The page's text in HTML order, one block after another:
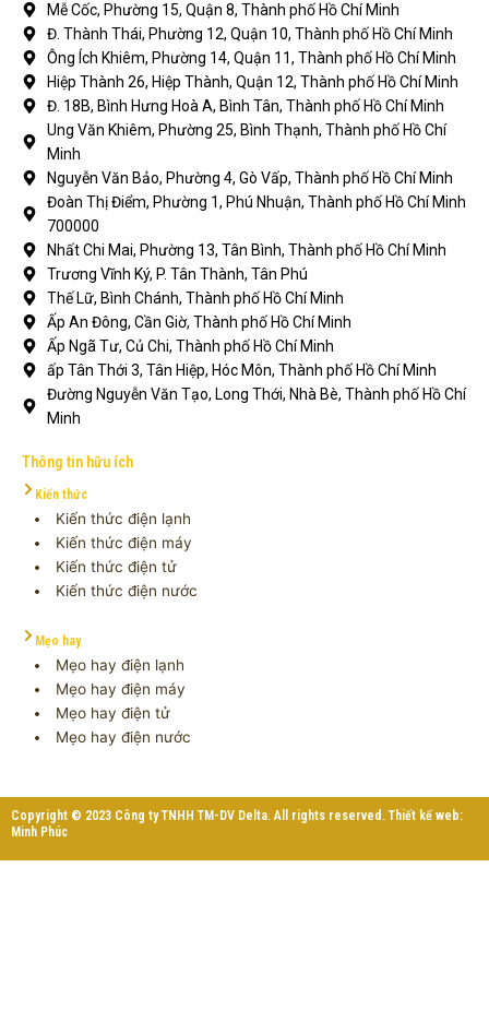
Mễ Cốc, Phường 15, Quận 8, Thành phố Hồ Chí Minh
Đ. Thành Thái, Phường 12, Quận 10, Thành phố Hồ Chí Minh
Ông Ích Khiêm, Phường 14, Quận 11, Thành phố Hồ Chí Minh
Hiệp Thành 26, Hiệp Thành, Quận 12, Thành phố Hồ Chí Minh
Đ. 18B, Bình Hưng Hoà A, Bình Tân, Thành phố Hồ Chí Minh
Ung Văn Khiêm, Phường 25, Bình Thạnh, Thành phố Hồ Chí
Minh
Nguyễn Văn Bảo, Phường 4, Gò Vấp, Thành phố Hồ Chí Minh
Đoàn Thị Điểm, Phường 1, Phú Nhuận, Thành phố Hồ Chí Minh
700000
Nhất Chi Mai, Phường 13, Tân Bình, Thành phố Hồ Chí Minh
Trương Vĩnh Ký, P. Tân Thành, Tân Phú
Thế Lữ, Bình Chánh, Thành phố Hồ Chí Minh
Ấp An Đông, Cần Giờ, Thành phố Hồ Chí Minh
Ấp Ngã Tư, Củ Chi, Thành phố Hồ Chí Minh
ấp Tân Thới 3, Tân Hiệp, Hóc Môn, Thành phố Hồ Chí Minh
Đường Nguyễn Văn Tạo, Long Thới, Nhà Bè, Thành phố Hồ Chí
Minh
Thông tin hữu ích
Kiến thức
Kiến thức điện lạnh
Kiến thức điện máy
Kiến thức điện tử
Kiến thức điện nước
Mẹo hay
Mẹo hay điện lạnh
Mẹo hay điện máy
Mẹo hay điện tử
Mẹo hay điện nước
Copyright © 2023 Công ty TNHH TM-DV Delta. All rights reserved. Thiết kế web:
Minh Phúc